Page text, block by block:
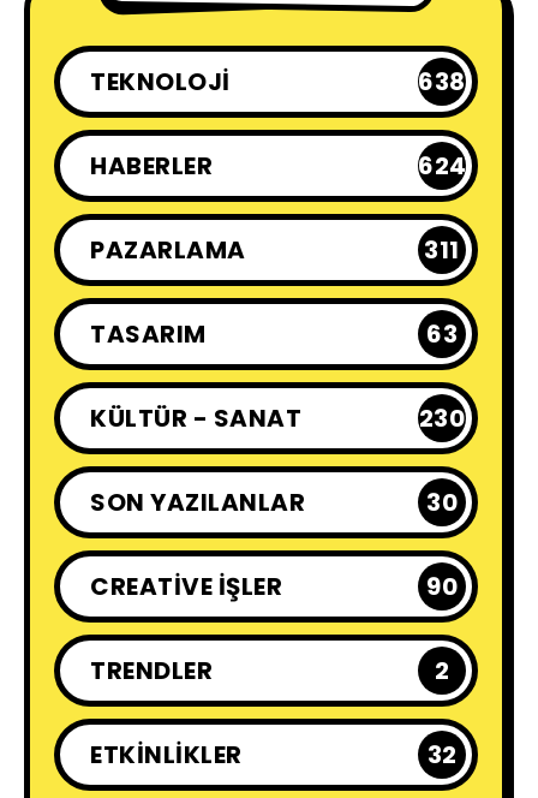
TEKNOLOJI 638
HABERLER 624
PAZARLAMA 311
TASARIM 63
KÜLTÜR - SANAT 230
SON YAZILANLAR 30
CREATIVE İŞLER 90
TRENDLER 2
ETKINLIKLER 32